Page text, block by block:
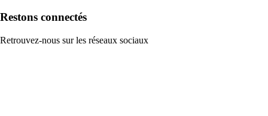
Restons connectés
Retrouvez-nous sur les réseaux sociaux